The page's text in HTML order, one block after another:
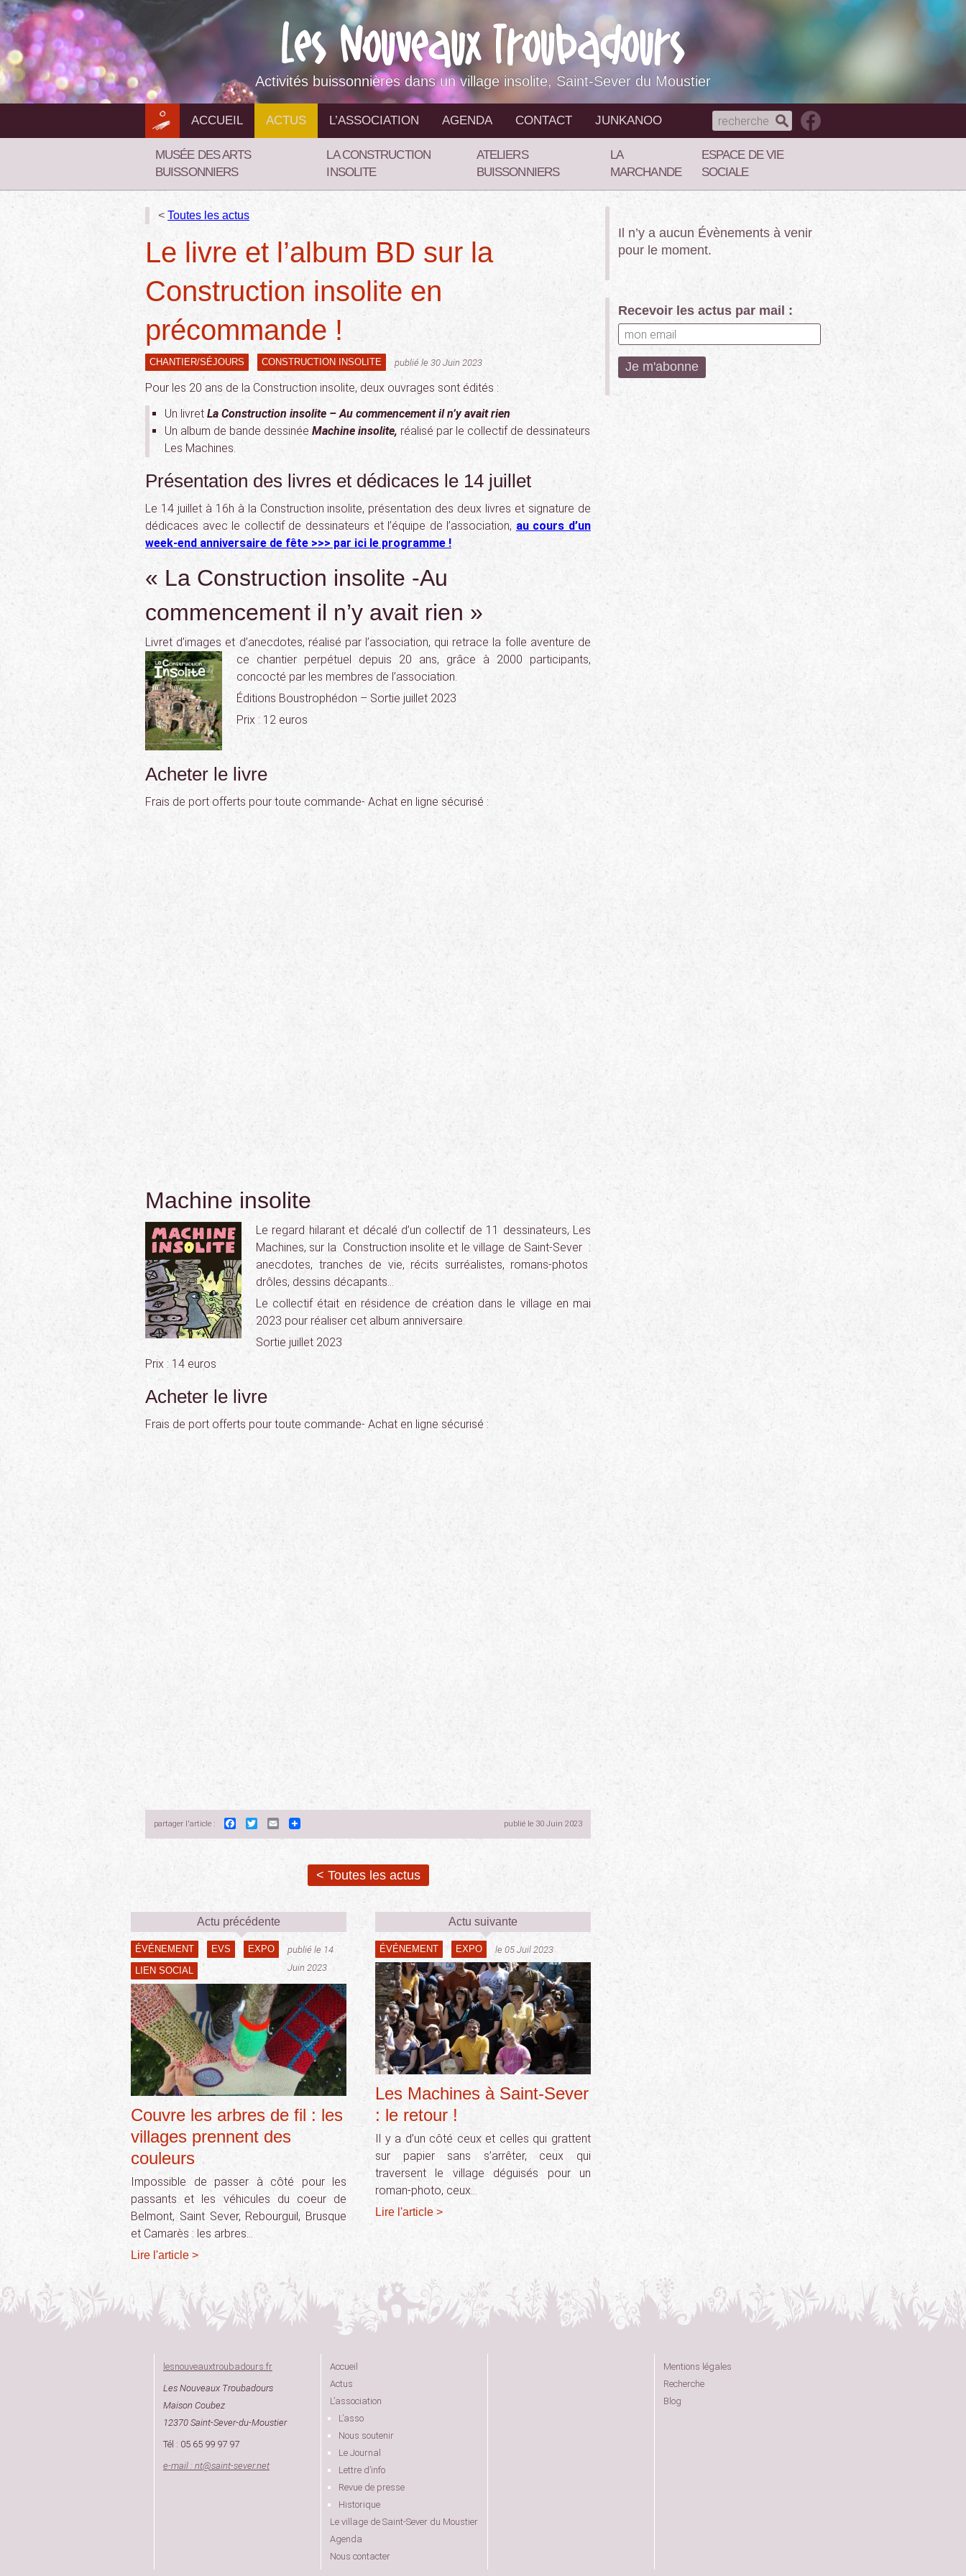
Aller
au
contenu
Activités buissonnières dans un village insolite, Saint-Sever du Moustier
ACCUEIL ACTUS L’ASSOCIATION AGENDA CONTACT JUNKANOO
MUSÉE DES ARTS
BUISSONNIERS
LA CONSTRUCTION
INSOLITE
ATELIERS
BUISSONNIERS
LA
MARCHANDE
ESPACE DE VIE
SOCIALE
< Toutes les actus
Le livre et l’album BD sur la
Construction insolite en
précommande !
CHANTIER/SÉJOURS CONSTRUCTION INSOLITE publié le 30 Juin 2023
Pour les 20 ans de la Construction insolite, deux ouvrages sont édités :
Un livret La Construction insolite – Au commencement il n’y avait rien
Un album de bande dessinée Machine insolite, réalisé par le collectif de dessinateurs
Les Machines.
Présentation des livres et dédicaces le 14 juillet
Le 14 juillet à 16h à la Construction insolite, présentation des deux livres et signature de
dédicaces avec le collectif de dessinateurs et l’équipe de l’association, au cours d’un
week-end anniversaire de fête >>> par ici le programme !
« La Construction insolite -Au
commencement il n’y avait rien »
Livret d’images et d’anecdotes, réalisé par l’association, qui retrace la folle aventure de
ce chantier perpétuel depuis 20 ans, grâce à 2000 participants,
concocté par les membres de l’association.
Éditions Boustrophédon – Sortie juillet 2023
Prix : 12 euros
Acheter le livre
Frais de port offerts pour toute commande- Achat en ligne sécurisé :
Machine insolite
Le regard hilarant et décalé d’un collectif de 11 dessinateurs, Les
Machines, sur la Construction insolite et le village de Saint-Sever :
anecdotes, tranches de vie, récits surréalistes, romans-photos
drôles, dessins décapants…
Le collectif était en résidence de création dans le village en mai
2023 pour réaliser cet album anniversaire.
Sortie juillet 2023
Prix : 14 euros
Acheter le livre
Frais de port offerts pour toute commande- Achat en ligne sécurisé :
partager l'article : Facebook
TwitterEmail publié le 30 Juin 2023
< Toutes les actus
Actu précédente
ÉVÉNEMENT EVS
EXPO
LIEN SOCIAL
publié le 14
Juin 2023
Couvre les arbres de fil : les
villages prennent des
couleurs
Impossible de passer à côté pour les
passants et les véhicules du coeur de
Belmont, Saint Sever, Rebourguil, Brusque
et Camarès : les arbres…
Lire l'article >
Actu suivante
ÉVÉNEMENT EXPO le 05 Juil 2023
Les Machines à Saint-Sever
: le retour !
Il y a d’un côté ceux et celles qui grattent
sur papier sans s’arrêter, ceux qui
traversent le village déguisés pour un
roman-photo, ceux…
Lire l'article >
Il n’y a aucun Évènements à venir
pour le moment.
Recevoir les actus par mail :
lesnouveauxtroubadours.fr
Les Nouveaux Troubadours
Maison Coubez
12370 Saint-Sever-du-Moustier
Tél : 05 65 99 97 97
e-mail : nt@saint-sever.net
Accueil
Actus
L’association
L’asso
Nous soutenir
Le Journal
Lettre d’info
Revue de presse
Historique
Le village de Saint-Sever du Moustier
Agenda
Nous contacter
Mentions légales
Recherche
Blog